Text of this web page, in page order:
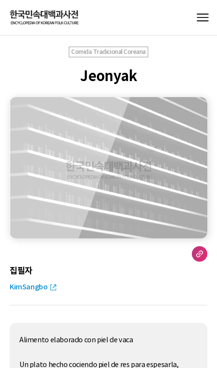
Comida Tradicional Coreana
Jeonyak
집필자
KimSangbo
Alimento elaborado con piel de vaca
Un plato hecho cociendo piel de res para espesarla,